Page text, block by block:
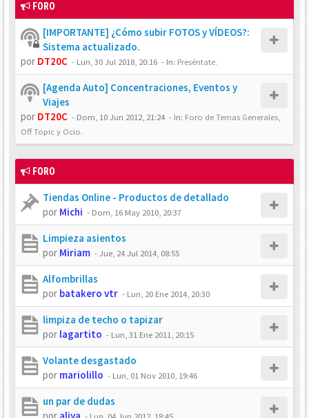
FORO
[IMPORTANTE] ¿Cómo subir FOTOS y VÍDEOS?:
Sistema actualizado.
por DT20C - Lun, 30 Jul 2018, 20:16 - In: Preséntate.
[Agenda Auto] Concentraciones, Eventos y
Viajes
por DT20C - Dom, 10 Jun 2012, 21:24 - In: Foro de Temas Generales,
Off Topic y Ocio.
FORO
Tiendas Online - Productos de detallado
por Michi - Dom, 16 May 2010, 20:37
Limpieza asientos
por Miriam -Jue, 24 Jul 2014, 08:55
Alfombrillas
por batakero vtr - Lun, 20 Ene 2014, 20:30
limpiza de techo o tapizar
por lagartito - Lun, 31 Ene 2011, 20:15
Volante desgastado
por mariolillo - Lun, 01 Nov 2010, 19:46
un par de dudas